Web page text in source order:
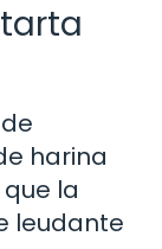
harina
la
leudante